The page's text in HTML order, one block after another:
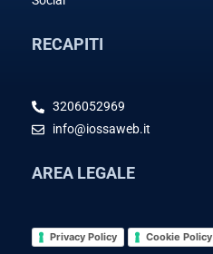
RECAPITI
3206052969
info@iossaweb.it
AREA LEGALE
Privacy Policy Cookie Policy